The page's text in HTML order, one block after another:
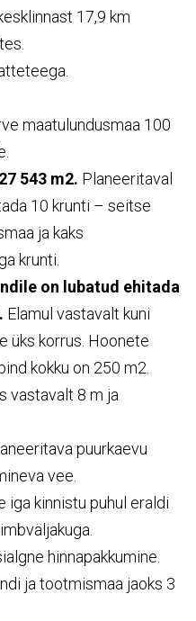
17,9 km
maatulundusmaa 100
543 m2. Planeeritaval
10 krunti – seitse
ja kaks
krunti.
on lubatud ehitada
Elamul vastavalt kuni
üks korrus. Hoonete
kokku on 250 m2.
vastavalt 8 m ja
puurkaevu
vee.
iga kinnistu puhul eraldi
hinnapakkumine.
ja tootmismaa jaoks 3